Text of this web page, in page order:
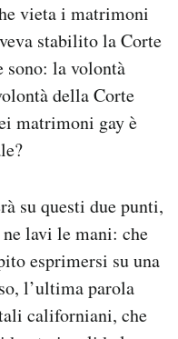
vieta i matrimoni
stabilito la Corte
sono: la volontà
della Corte
matrimoni gay è
su questi due punti,
lavi le mani: che
esprimersi su una
l’ultima parola
californiani, che